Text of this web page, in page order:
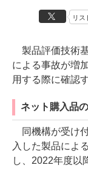
リス
製品評価技術
による事故が増
用する際に確認
ネット購入品
同機構が受け
入した製品によ
し、2022年度以